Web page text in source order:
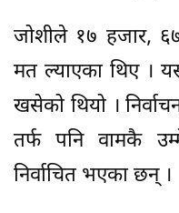
जोशीले १७ हजार,
मत ल्याएका थिए ।
खसेको थियो ।
तर्फ पनि वामकै
निर्वाचित भएका छन् ।